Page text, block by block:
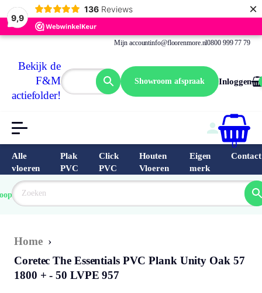
9,9
136 Reviews ×
Mijn accountinfo@floorenmore.nl0800 999 77 79
Bekijk de
F&M
actiefolder!
Showroom afspraak Inloggen
0
Alle
vloeren
Plak
PVC
Click
PVC
Houten
Vloeren
Eigen
merk
Contact
van
Home ›
Coretec The Essentials PVC Plank Unity Oak 57
1800 + - 50 LVPE 957